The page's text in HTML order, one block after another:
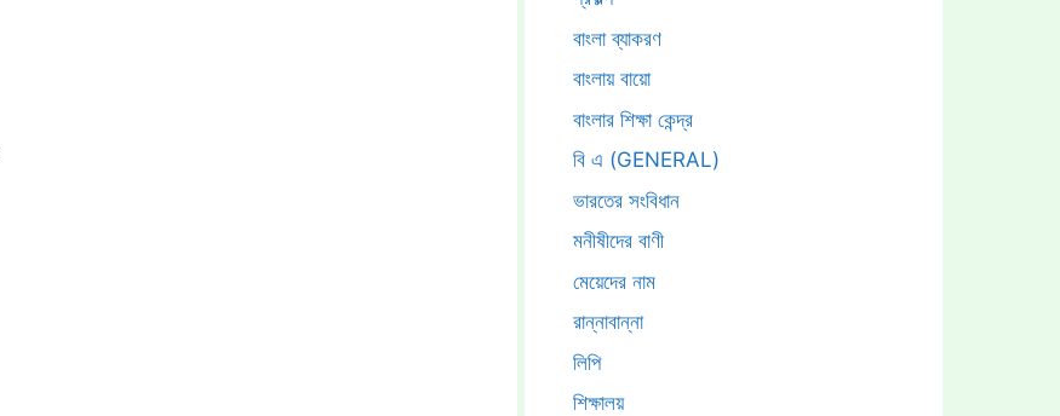
বাংলা ব্যাকরণ
বাংলায় বায়ো
বাংলার শিক্ষা কেন্দ্র
বি এ (GENERAL)
ভারতের সংবিধান
মনীষীদের বাণী
মেয়েদের নাম
রান্নাবান্না
লিপি
শিক্ষালয়